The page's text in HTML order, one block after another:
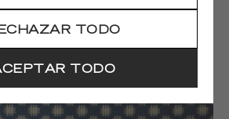
TODO
TODO